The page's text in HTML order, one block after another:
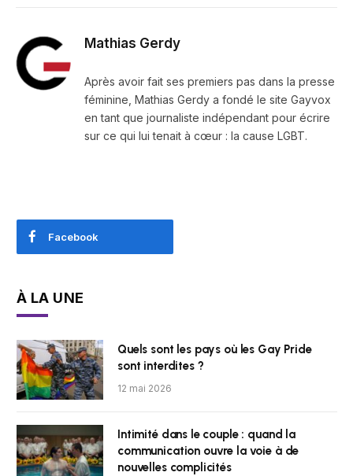
Mathias Gerdy
Après avoir fait ses premiers pas dans la presse
féminine, Mathias Gerdy a fondé le site Gayvox
en tant que journaliste indépendant pour écrire
sur ce qui lui tenait à cœur : la cause LGBT.
Facebook
À LA UNE
Quels sont les pays où les Gay Pride
sont interdites ?
12 mai 2026
Intimité dans le couple : quand la
communication ouvre la voie à de
nouvelles complicités